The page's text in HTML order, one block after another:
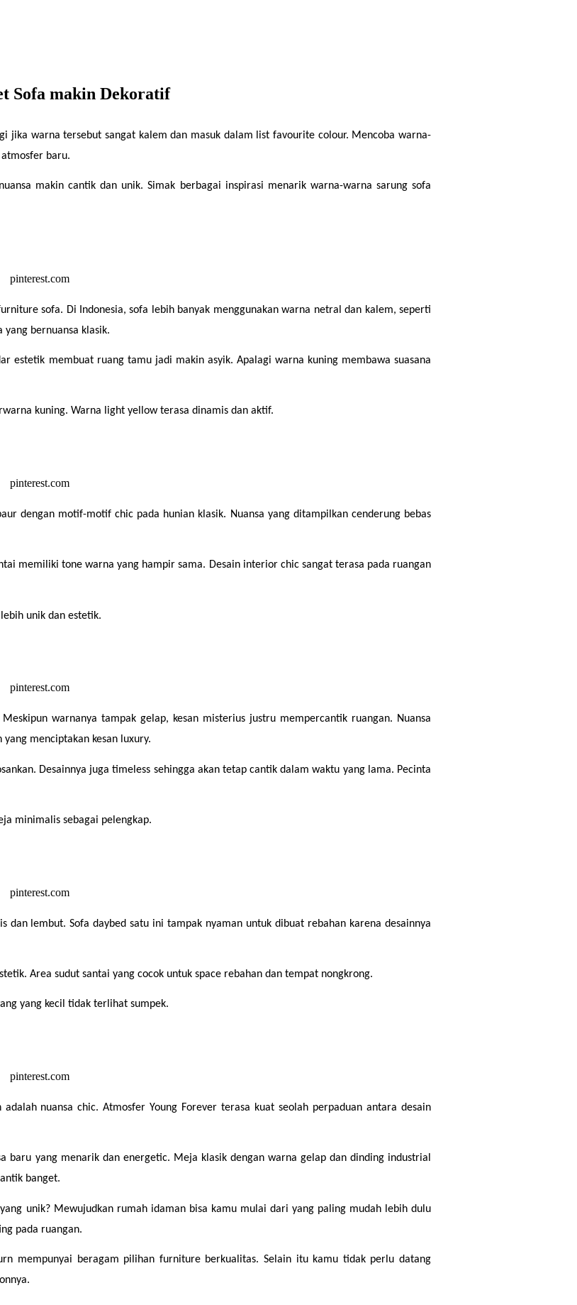
Sofa makin Dekoratif
jika warna tersebut sangat kalem dan masuk dalam list favourite colour. Mencoba warna-
baru.
makin cantik dan unik. Simak berbagai inspirasi menarik warna-warna sarung sofa
sofa. Di Indonesia, sofa lebih banyak menggunakan warna netral dan kalem, seperti
bernuansa klasik.
estetik membuat ruang tamu jadi makin asyik. Apalagi warna kuning membawa suasana
kuning. Warna light yellow terasa dinamis dan aktif.
dengan motif-motif chic pada hunian klasik. Nuansa yang ditampilkan cenderung bebas
memiliki tone warna yang hampir sama. Desain interior chic sangat terasa pada ruangan
unik dan estetik.
warnanya tampak gelap, kesan misterius justru mempercantik ruangan. Nuansa
menciptakan kesan luxury.
Desainnya juga timeless sehingga akan tetap cantik dalam waktu yang lama. Pecinta
minimalis sebagai pelengkap.
lembut. Sofa daybed satu ini tampak nyaman untuk dibuat rebahan karena desainnya
Area sudut santai yang cocok untuk space rebahan dan tempat nongkrong.
yang kecil tidak terlihat sumpek.
nuansa chic. Atmosfer Young Forever terasa kuat seolah perpaduan antara desain
baru yang menarik dan energetic. Meja klasik dengan warna gelap dan dinding industrial
banget.
unik? Mewujudkan rumah idaman bisa kamu mulai dari yang paling mudah lebih dulu
pada ruangan.
mempunyai beragam pilihan furniture berkualitas. Selain itu kamu tidak perlu datang